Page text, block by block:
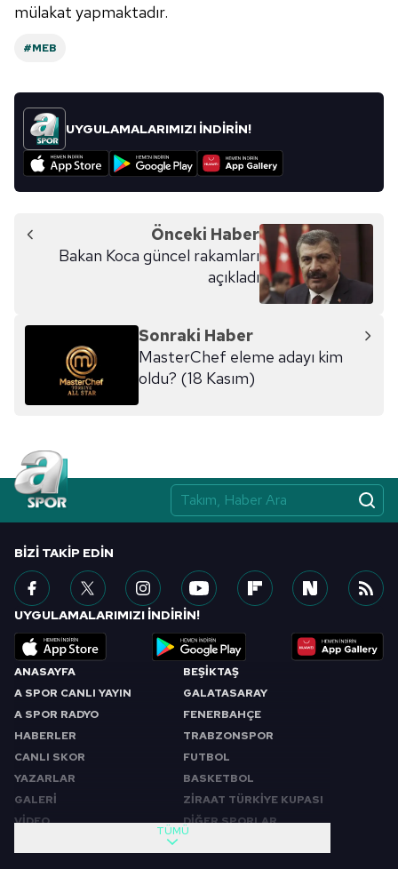
mülakat yapmaktadır.
#MEB
UYGULAMALARIMIZI İNDİRİN!
Önceki Haber
Bakan Koca güncel rakamları
açıkladı
Sonraki Haber
MasterChef eleme adayı kim
oldu? (18 Kasım)
ANASAYFA
A SPOR CANLI YAYIN
A SPOR RADYO
HABERLER
CANLI SKOR
YAZARLAR
GALERİ
VİDEO
BEŞİKTAŞ
GALATASARAY
FENERBAHÇE
TRABZONSPOR
FUTBOL
BASKETBOL
ZİRAAT TÜRKİYE KUPASI
DİĞER SPORLAR
TÜMÜ
BIZI TAKIP EDIN
UYGULAMALARIMIZI İNDİRİN!